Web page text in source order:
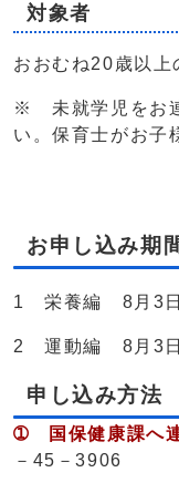
対象者
おおむね20歳以上
※ 未就学児をお
い。保育士がお子
お申し込み期
1 栄養編 8月3日
2 運動編 8月3日
申し込み方法
➀ 国保健康課へ
－45－3906